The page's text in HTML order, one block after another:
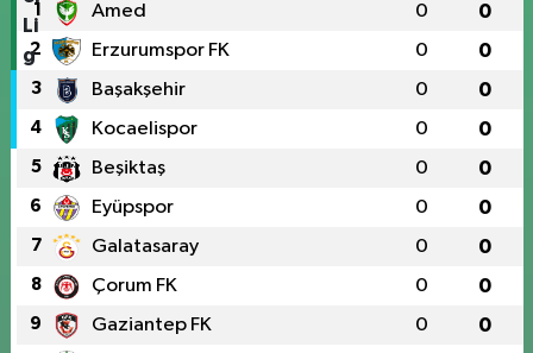
1 Amed 0 0
2 Erzurumspor FK 0 0
3 Başakşehir 0 0
4 Kocaelispor 0 0
5 Beşiktaş 0 0
6 Eyüpspor 0 0
7 Galatasaray 0 0
8 Çorum FK 0 0
9 Gaziantep FK 0 0